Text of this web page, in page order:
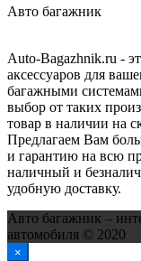
Авто багажник
Auto-Bagazhnik.ru -
аксессуаров для
багажными
выбор от таких
товар в наличии на
Предлагаем Вам
и гарантию на всю
наличный и
удобную доставку.
Авто багажник –
автомобиля © 2020
×